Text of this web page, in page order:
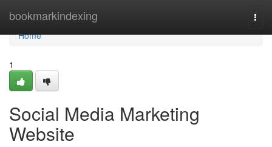
bookmarkindexing
Home
Home
1
Social Media Marketing
Website